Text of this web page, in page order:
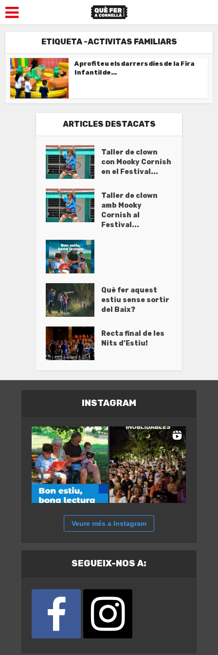
ETIQUETA -ACTIVITAS FAMILIARS
Aprofiteu els darrers dies de la Fira
Infantil de...
ARTICLES DESTACATS
Taller de clown
con Mooky Cornish
en el Festival...
Taller de clown
amb Mooky
Cornish al
Festival...
Què fer aquest
estiu sense sortir
del Baix?
Recta final de les
Nits d’Estiu!
INSTAGRAM
Veure més a Instagram
SEGUEIX-NOS A: